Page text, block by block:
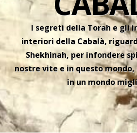
I segreti della Torah e gli
interiori della Cabalà,
Shekhinah, per infondere
nostre vite e in questo
in un mondo